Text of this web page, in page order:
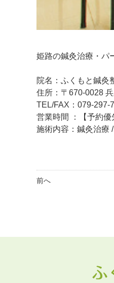
姫路の鍼灸治療・パ
院名：ふくもと鍼灸
住所：〒670-0028
TEL/FAX：079-297-
営業時間 ：【予約
施術内容：鍼灸治療
前へ